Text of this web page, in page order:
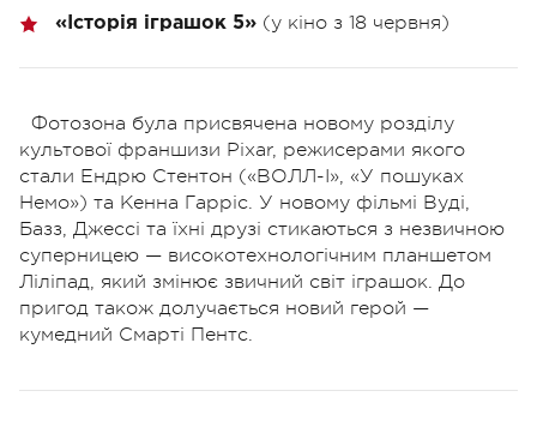
«Історія іграшок 5» (у кіно з 18 червня)
Фотозона була присвячена новому розділу
культової франшизи Pixar, режисерами якого
стали Ендрю Стентон («ВОЛЛ-І», «У пошуках
Немо») та Кенна Гарріс. У новому фільмі Вуді,
Базз, Джессі та їхні друзі стикаються з незвичною
суперницею — високотехнологічним планшетом
Ліліпад, який змінює звичний світ іграшок. До
пригод також долучається новий герой —
кумедний Смарті Пентс.